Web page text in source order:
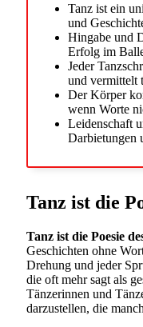
Tanz ist ein
und
Hingabe und
Erfolg im
Jeder
und vermittelt
Der Körper
wenn Worte
Leidenschaft
Darbietungen
Tanz ist die
Tanz ist die Poesie
Geschichten ohne
Drehung und jeder
die oft mehr sagt als
Tänzerinnen und
darzustellen, die